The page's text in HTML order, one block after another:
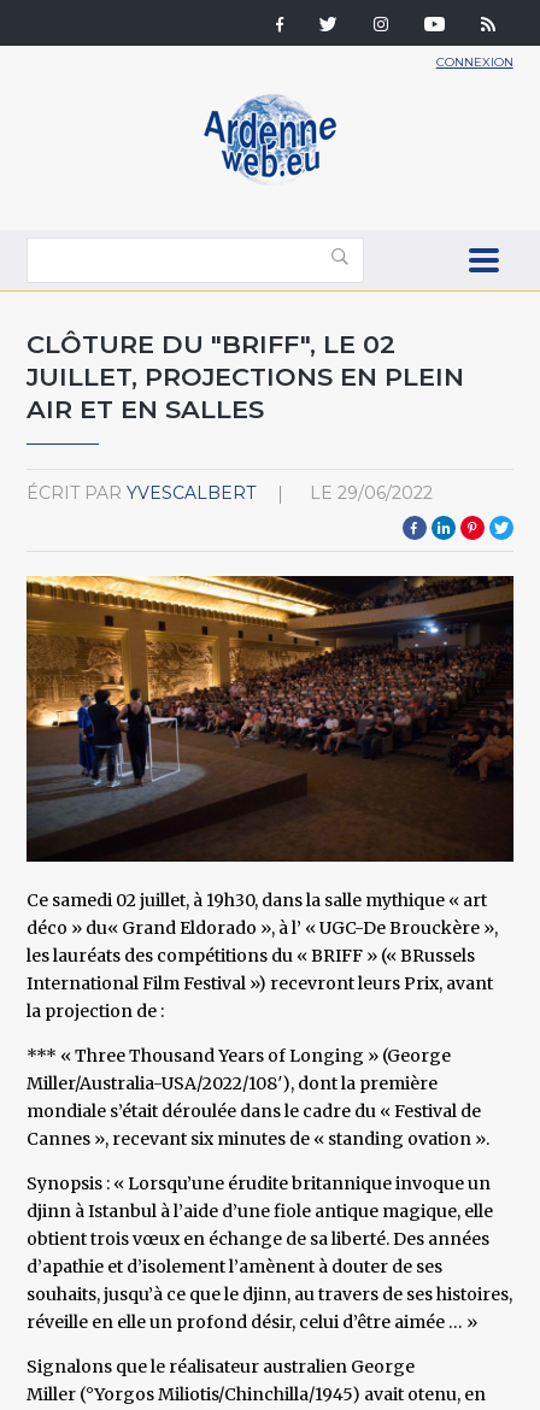
CONNEXION
CLÔTURE DU "BRIFF", LE 02
JUILLET, PROJECTIONS EN PLEIN
AIR ET EN SALLES
ÉCRIT PAR YVESCALBERT LE 29/06/2022
Ce samedi 02 juillet, à 19h30, dans la salle mythique « art
déco » du« Grand Eldorado », à l’ « UGC-De Brouckère »,
les lauréats des compétitions du « BRIFF » (« BRussels
International Film Festival ») recevront leurs Prix, avant
la projection de :
*** « Three Thousand Years of Longing » (George
Miller/Australia-USA/2022/108′), dont la première
mondiale s’était déroulée dans le cadre du « Festival de
Cannes », recevant six minutes de « standing ovation ».
Synopsis : « Lorsqu’une érudite britannique invoque un
djinn à Istanbul à l’aide d’une fiole antique magique, elle
obtient trois vœux en échange de sa liberté. Des années
d’apathie et d’isolement l’amènent à douter de ses
souhaits, jusqu’à ce que le djinn, au travers de ses histoires,
réveille en elle un profond désir, celui d’être aimée … »
Signalons que le réalisateur australien George
Miller (°Yorgos Miliotis/Chinchilla/1945) avait otenu, en